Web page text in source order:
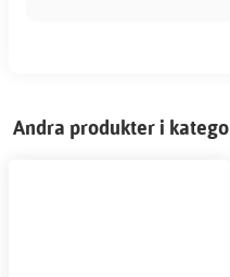
Andra produkter i